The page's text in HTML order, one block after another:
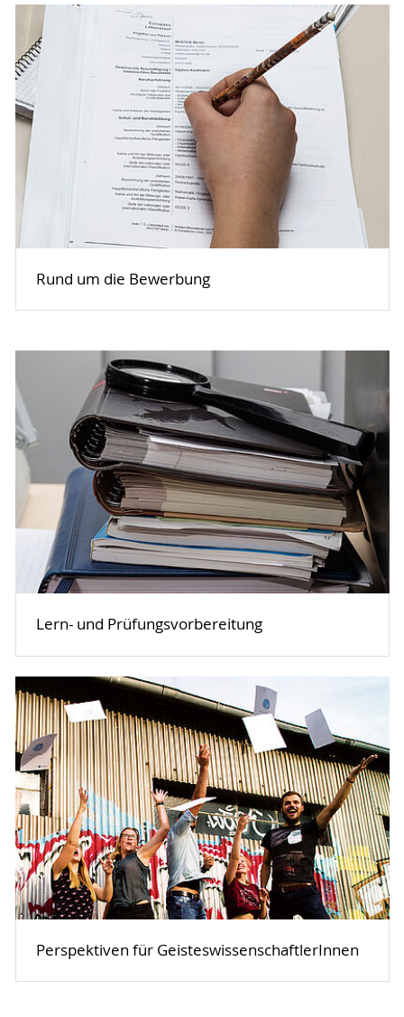
Rund um die Bewerbung
Lern- und Prüfungsvorbereitung
Perspektiven für GeisteswissenschaftlerInnen